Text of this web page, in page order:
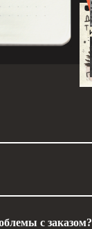
с заказом?